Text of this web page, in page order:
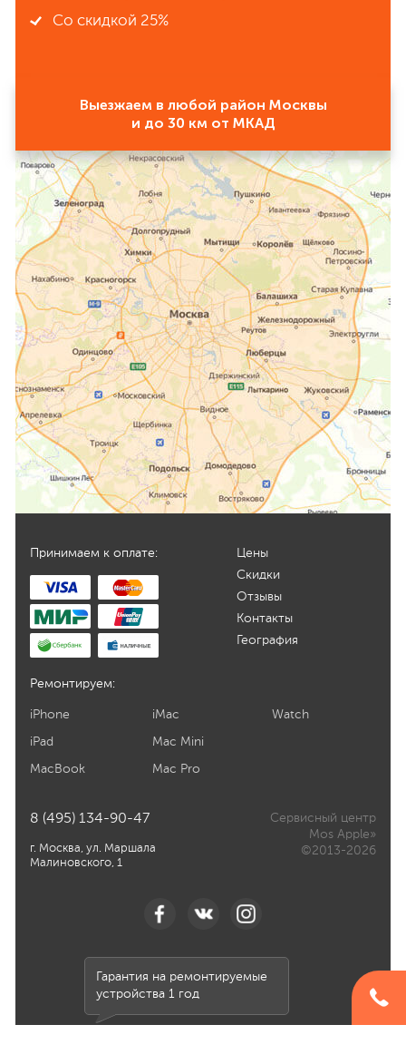
Со скидкой 25%
Выезжаем в любой район Москвы
и до 30 км от МКАД
Принимаем к оплате:
Цены
Скидки
Отзывы
Контакты
География
Ремонтируем:
iPhone
iPad
MacBook
iMac
Mac Mini
Mac Pro
Watch
8 (495) 134-90-47
г. Москва, ул. Маршала
Малиновского, 1
Сервисный центр
Mos Apple»
©2013-2026
Гарантия на ремонтируемые
устройства 1 год